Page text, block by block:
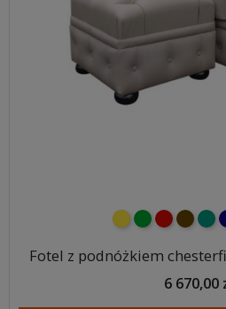
żółtyzielonyczerwony
Fotel z podnóżkiem
6 670,00